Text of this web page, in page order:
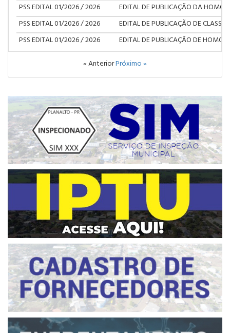
PSS EDITAL 01/2026 / 2026
EDITAL DE PUBLICAÇÃO DA
PSS EDITAL 01/2026 / 2026
EDITAL DE PUBLICAÇÃO DE
PSS EDITAL 01/2026 / 2026
EDITAL DE PUBLICAÇÃO DE
« AnteriorPróximo »